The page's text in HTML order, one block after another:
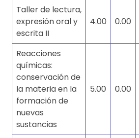
Taller de lectura,
expresión oral y
escrita II
4.00 0.00
Reacciones
químicas:
conservación de
la materia en la
formación de
nuevas
sustancias
5.00 0.00